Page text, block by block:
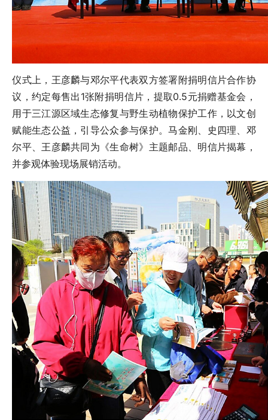
仪式上，王彦麟与邓尔平代表双方签署附捐明信片合作协
议，约定每售出1张附捐明信片，提取0.5元捐赠基金会，
用于三江源区域生态修复与野生动植物保护工作，以文创
赋能生态公益，引导公众参与保护。马金刚、史四理、邓
尔平、王彦麟共同为《生命树》主题邮品、明信片揭幕，
并参观体验现场展销活动。